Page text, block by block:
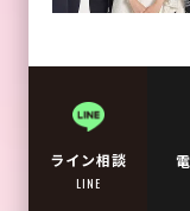
ライン相談
LINE